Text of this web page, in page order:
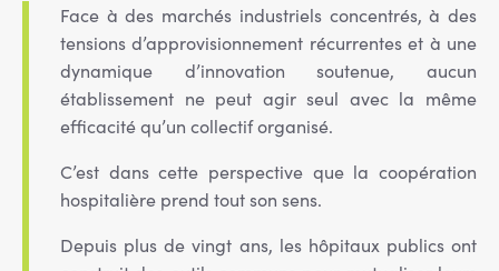
d'état
Face à des marchés industriels concentrés, à des
tensions d’approvisionnement récurrentes et à une
dynamique d’innovation soutenue, aucun
établissement ne peut agir seul avec la même
efficacité qu’un collectif organisé.
C’est dans cette perspective que la coopération
hospitalière prend tout son sens.
Depuis plus de vingt ans, les hôpitaux publics ont